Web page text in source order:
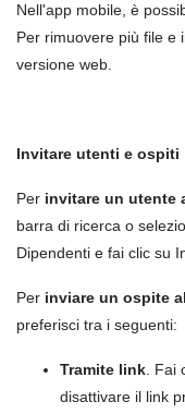
Nell'app mobile, è
Per rimuovere più file e
versione web.
Invitare utenti e ospiti
Per invitare un utente
barra di ricerca o
Dipendenti e fai clic su
Per inviare un ospite
preferisci tra i seguenti:
Tramite link. Fai
disattivare il link